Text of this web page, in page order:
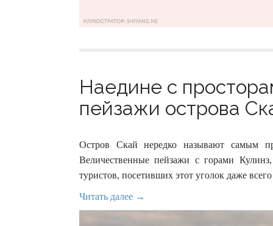
Наедине с
пейзажи острова
Остров Скай нередко называют самым
Величественные пейзажи с горами
туристов, посетивших этот уголок даже
Читать далее →